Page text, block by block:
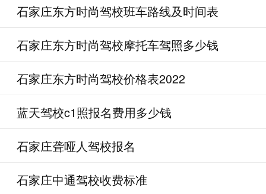
石家庄东方时尚驾校班车路线及时间表
石家庄东方时尚驾校摩托车驾照多少钱
石家庄东方时尚驾校价格表2022
蓝天驾校c1照报名费用多少钱
石家庄聋哑人驾校报名
石家庄中通驾校收费标准